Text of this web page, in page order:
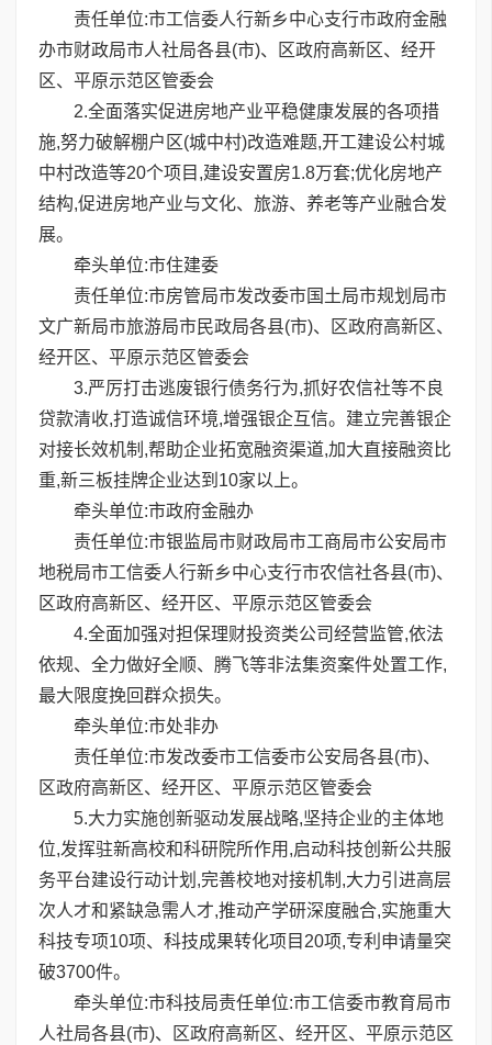
责任单位:市工信委人行新乡中心支行市政府金融
办市财政局市人社局各县(市)、区政府高新区、经开
区、平原示范区管委会
2.全面落实促进房地产业平稳健康发展的各项措
施,努力破解棚户区(城中村)改造难题,开工建设公村城
中村改造等20个项目,建设安置房1.8万套;优化房地产
结构,促进房地产业与文化、旅游、养老等产业融合发
展。
牵头单位:市住建委
责任单位:市房管局市发改委市国土局市规划局市
文广新局市旅游局市民政局各县(市)、区政府高新区、
经开区、平原示范区管委会
3.严厉打击逃废银行债务行为,抓好农信社等不良
贷款清收,打造诚信环境,增强银企互信。建立完善银企
对接长效机制,帮助企业拓宽融资渠道,加大直接融资比
重,新三板挂牌企业达到10家以上。
牵头单位:市政府金融办
责任单位:市银监局市财政局市工商局市公安局市
地税局市工信委人行新乡中心支行市农信社各县(市)、
区政府高新区、经开区、平原示范区管委会
4.全面加强对担保理财投资类公司经营监管,依法
依规、全力做好全顺、腾飞等非法集资案件处置工作,
最大限度挽回群众损失。
牵头单位:市处非办
责任单位:市发改委市工信委市公安局各县(市)、
区政府高新区、经开区、平原示范区管委会
5.大力实施创新驱动发展战略,坚持企业的主体地
位,发挥驻新高校和科研院所作用,启动科技创新公共服
务平台建设行动计划,完善校地对接机制,大力引进高层
次人才和紧缺急需人才,推动产学研深度融合,实施重大
科技专项10项、科技成果转化项目20项,专利申请量突
破3700件。
牵头单位:市科技局责任单位:市工信委市教育局市
人社局各县(市)、区政府高新区、经开区、平原示范区